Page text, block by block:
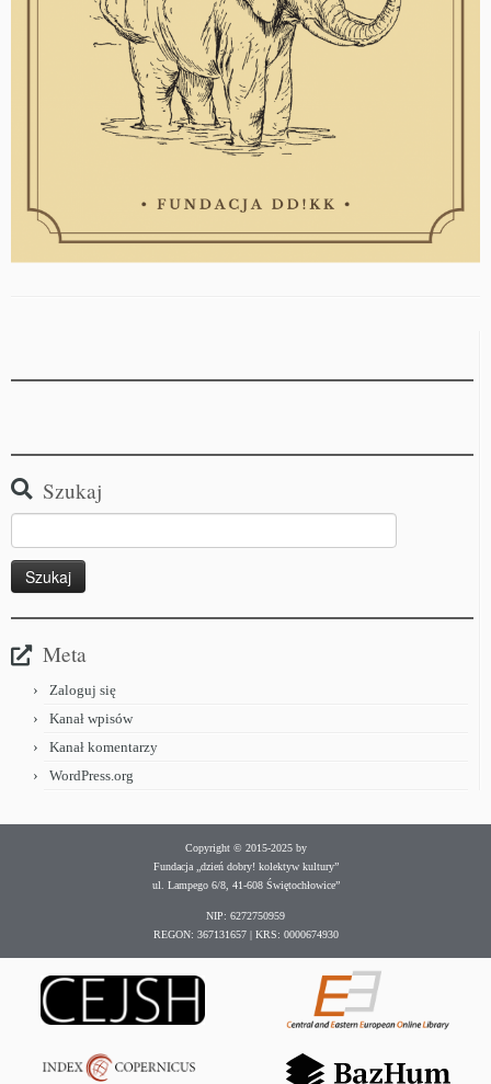
Szukaj
Meta
Zaloguj się
Kanał wpisów
Kanał komentarzy
WordPress.org
Copyright © 2015-2025 by
Fundacja „dzień dobry! kolektyw kultury”
ul. Lampego 6/8, 41-608 Świętochłowice”
NIP: 6272750959
REGON: 367131657 | KRS: 0000674930